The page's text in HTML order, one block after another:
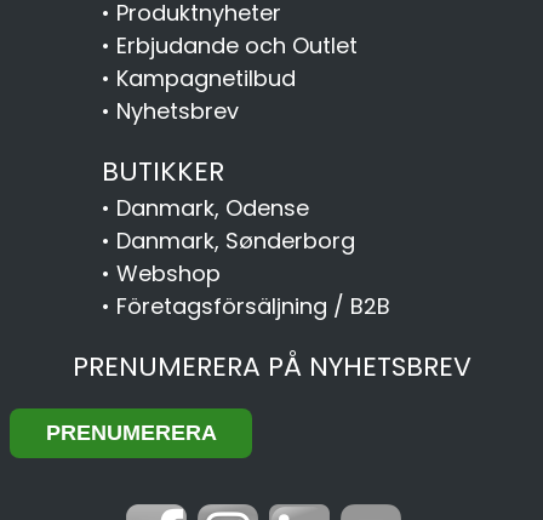
• Produktnyheter
• Erbjudande och Outlet
• Kampagnetilbud
• Nyhetsbrev
BUTIKKER
• Danmark, Odense
• Danmark, Sønderborg
• Webshop
• Företagsförsäljning / B2B
PRENUMERERA PÅ NYHETSBREV